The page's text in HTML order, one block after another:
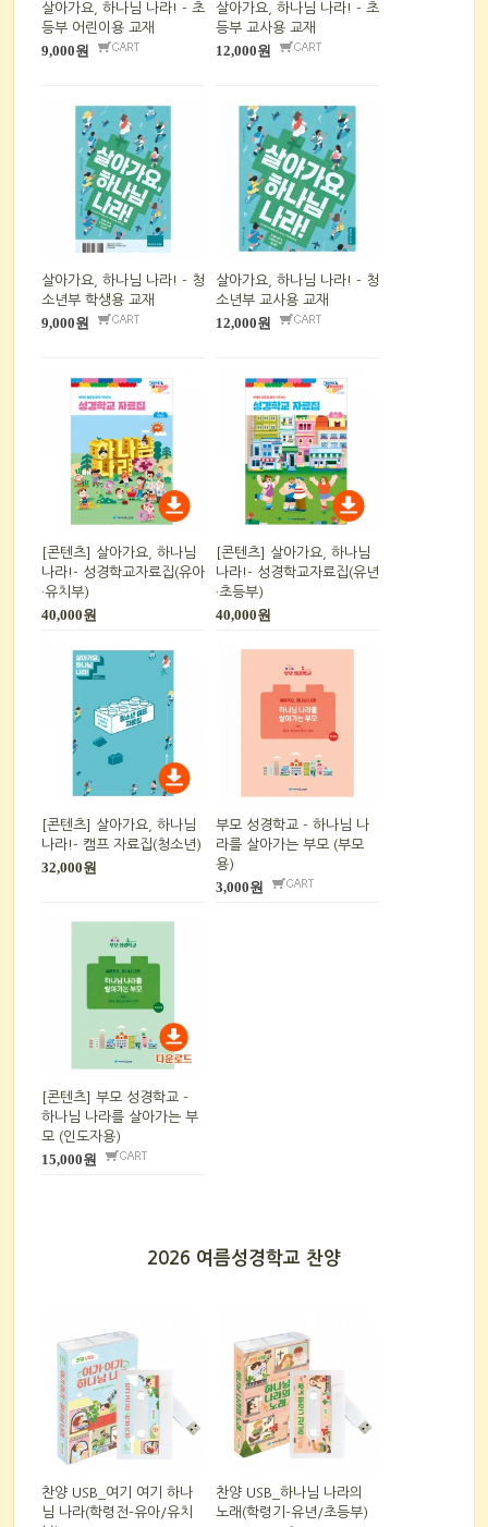
살아가요, 하나님 나라! - 초
등부 어린이용 교재
9,000원
살아가요, 하나님 나라! - 초
등부 교사용 교재
12,000원
살아가요, 하나님 나라! - 청
소년부 학생용 교재
9,000원
살아가요, 하나님 나라! - 청
소년부 교사용 교재
12,000원
[콘텐츠] 살아가요, 하나님
나라!- 성경학교자료집(유아
·유치부)
40,000원
[콘텐츠] 살아가요, 하나님
나라!- 성경학교자료집(유년
·초등부)
40,000원
[콘텐츠] 살아가요, 하나님
나라!- 캠프 자료집(청소년)
32,000원
부모 성경학교 - 하나님 나
라를 살아가는 부모 (부모
용)
3,000원
[콘텐츠] 부모 성경학교 -
하나님 나라를 살아가는 부
모 (인도자용)
15,000원
2026 여름성경학교 찬양
찬양 USB_여기 여기 하나
님 나라(학령전-유아/유치
찬양 USB_하나님 나라의
노래(학령기-유년/초등부)